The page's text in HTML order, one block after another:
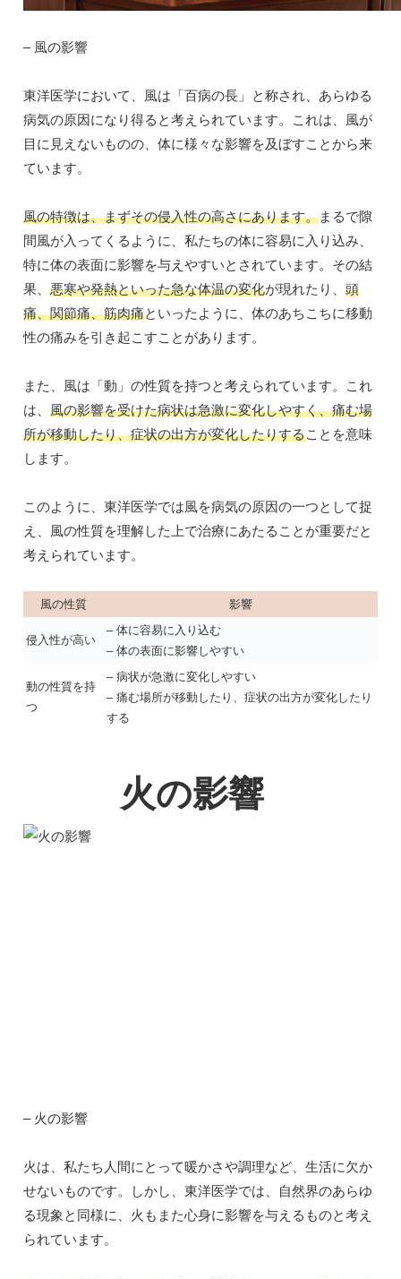
– 風の影響
東洋医学において、風は「百病の長」と称され、あらゆる
病気の原因になり得ると考えられています。これは、風が
目に見えないものの、体に様々な影響を及ぼすことから来
ています。
風の特徴は、まずその侵入性の高さにあります。まるで隙
間風が入ってくるように、私たちの体に容易に入り込み、
特に体の表面に影響を与えやすいとされています。その結
果、 悪寒や発熱といった急な体温の変化が現れたり、 頭
痛、関節痛、筋肉痛といったように、体のあちこちに移動
性の痛みを引き起こすことがあります。
また、風は「動」の性質を持つと考えられています。これ
は、 風の影響を受けた病状は急激に変化しやすく、痛む場
所が移動したり、症状の出方が変化したりすることを意味
します。
このように、東洋医学では風を病気の原因の一つとして捉
え、風の性質を理解した上で治療にあたることが重要だと
考えられています。
風の性質 影響
侵入性が高い
– 体に容易に入り込む
– 体の表面に影響しやすい
動の性質を持
つ
– 病状が急激に変化しやすい
– 痛む場所が移動したり、症状の出方が変化したり
する
火の影響
– 火の影響
火は、私たち人間にとって暖かさや調理など、生活に欠か
せないものです。しかし、東洋医学では、自然界のあらゆ
る現象と同様に、火もまた心身に影響を与えるものと考え
られています。